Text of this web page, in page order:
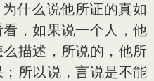
什么说他所证的真如
，如果说一个人，他
描述，所说的，他所
所以说，言说是不能